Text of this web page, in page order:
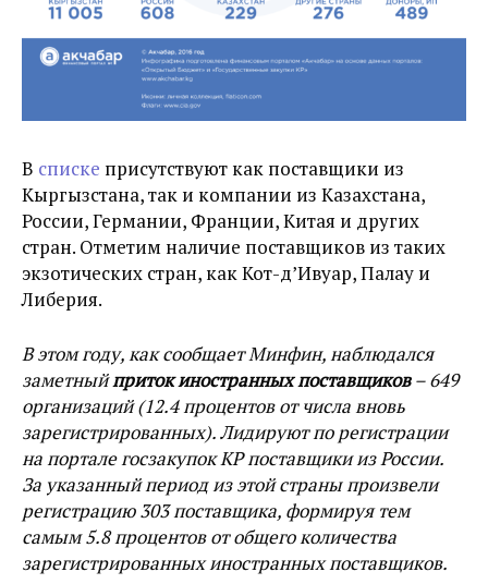
В списке присутствуют как поставщики из
Кыргызстана, так и компании из Казахстана,
России, Германии, Франции, Китая и других
стран. Отметим наличие поставщиков из таких
экзотических стран, как Кот-д’Ивуар, Палау и
Либерия.
В этом году, как сообщает Минфин, наблюдался
заметныйприток иностранных поставщиков– 649
организаций (12.4 процентов от числа вновь
зарегистрированных). Лидируют по регистрации
на портале госзакупок КР поставщики из России.
За указанный период из этой страны произвели
регистрацию 303 поставщика, формируя тем
самым 5.8 процентов от общего количества
зарегистрированных иностранных поставщиков.